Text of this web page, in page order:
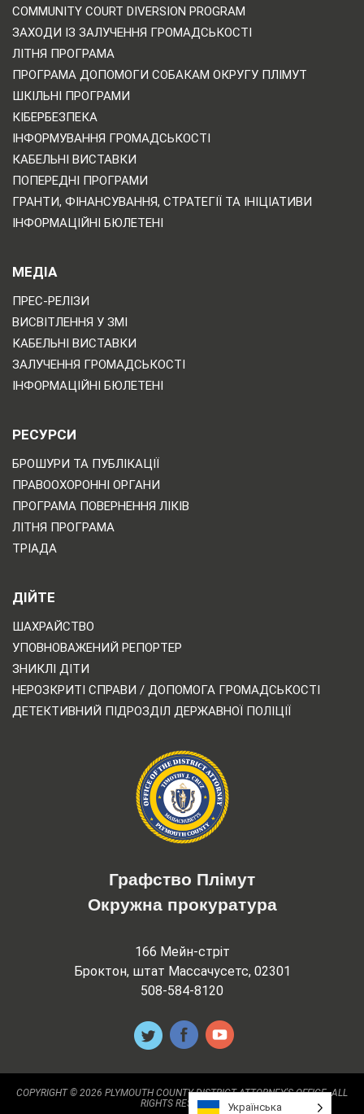
COMMUNITY COURT DIVERSION PROGRAM
ЗАХОДИ ІЗ ЗАЛУЧЕННЯ ГРОМАДСЬКОСТІ
ЛІТНЯ ПРОГРАМА
ПРОГРАМА ДОПОМОГИ СОБАКАМ ОКРУГУ ПЛІМУТ
ШКІЛЬНІ ПРОГРАМИ
КІБЕРБЕЗПЕКА
ІНФОРМУВАННЯ ГРОМАДСЬКОСТІ
КАБЕЛЬНІ ВИСТАВКИ
ПОПЕРЕДНІ ПРОГРАМИ
ГРАНТИ, ФІНАНСУВАННЯ, СТРАТЕГІЇ ТА ІНІЦІАТИВИ
ІНФОРМАЦІЙНІ БЮЛЕТЕНІ
МЕДІА
ПРЕС-РЕЛІЗИ
ВИСВІТЛЕННЯ У ЗМІ
КАБЕЛЬНІ ВИСТАВКИ
ЗАЛУЧЕННЯ ГРОМАДСЬКОСТІ
ІНФОРМАЦІЙНІ БЮЛЕТЕНІ
РЕСУРСИ
БРОШУРИ ТА ПУБЛІКАЦІЇ
ПРАВООХОРОННІ ОРГАНИ
ПРОГРАМА ПОВЕРНЕННЯ ЛІКІВ
ЛІТНЯ ПРОГРАМА
ТРІАДА
ДІЙТЕ
ШАХРАЙСТВО
УПОВНОВАЖЕНИЙ РЕПОРТЕР
ЗНИКЛІ ДІТИ
НЕРОЗКРИТІ СПРАВИ / ДОПОМОГА ГРОМАДСЬКОСТІ
ДЕТЕКТИВНИЙ ПІДРОЗДІЛ ДЕРЖАВНОЇ ПОЛІЦІЇ
Графство Плімут
Окружна прокуратура
166 Мейн-стріт
Броктон, штат Массачусетс, 02301
508-584-8120
COPYRIGHT © 2026 PLYMOUTH COUNTY DISTRICT ATTORNEY'S OFFICE. ALL
RIGHTS RESERVED.
Українська